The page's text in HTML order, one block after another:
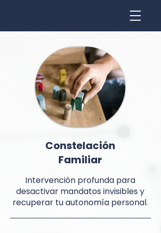
Constelación
Familiar
Intervención profunda para
desactivar mandatos invisibles y
recuperar tu autonomía personal.